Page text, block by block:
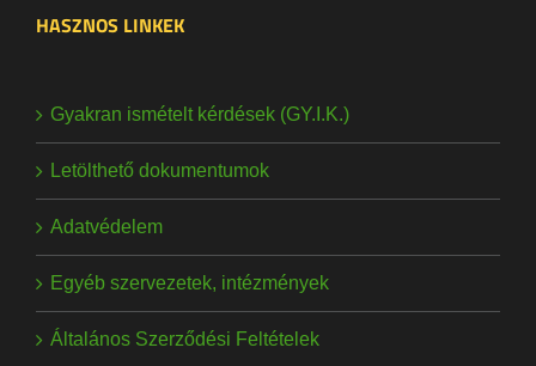
HASZNOS LINKEK
Gyakran ismételt kérdések (GY.I.K.)
Letölthető dokumentumok
Adatvédelem
Egyéb szervezetek, intézmények
Általános Szerződési Feltételek